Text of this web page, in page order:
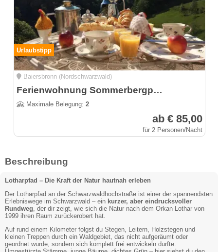
Urlaubstipp
Baiersbronn (Nordschwarzwald)
Ferienwohnung Sommerbergparadies
Maximale Belegung: 2
ab € 85,00
für 2 Personen/Nacht
Beschreibung
Lotharpfad – Die Kraft der Natur hautnah erleben
Der Lotharpfad an der Schwarzwaldhochstraße ist einer der spannendsten
Erlebniswege im Schwarzwald – ein kurzer, aber eindrucksvoller
Rundweg , der dir zeigt, wie sich die Natur nach dem Orkan Lothar von
1999 ihren Raum zurückerobert hat.
Auf rund einem Kilometer folgst du Stegen, Leitern, Holzstegen und
kleinen Treppen durch ein Waldgebiet, das nicht aufgeräumt oder
geordnet wurde, sondern sich komplett frei entwickeln durfte.